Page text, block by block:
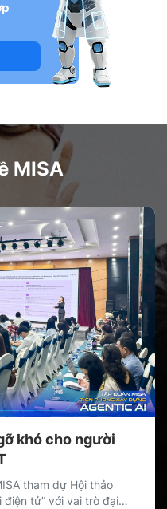
MISA
khó cho người
tham dự Hội thảo
điện tử” với vai trò đại